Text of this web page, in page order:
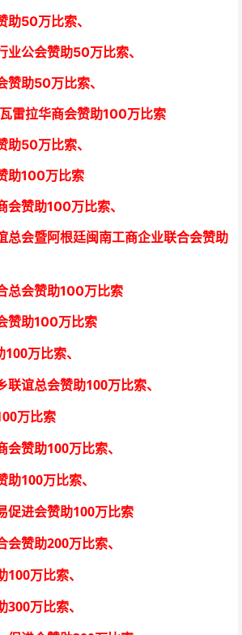
助50万比索、
业公会赞助50万比索、
赞助50万比索、
雷拉华商会赞助100万比索
助50万比索、
助100万比索
会赞助100万比索、
总会暨阿根廷闽南工商企业联合会赞助
总会赞助100万比索
赞助100万比索
100万比索、
联谊总会赞助100万比索、
万比索
会赞助100万比索、
助100万比索、
促进会赞助100万比索
会赞助200万比索、
100万比索、
300万比索、